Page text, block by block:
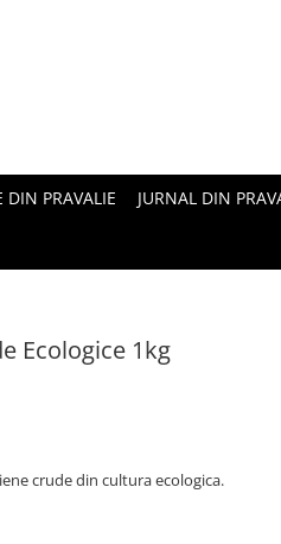
DIN PRAVALIE JURNAL DIN
Ecologice 1kg
crude din cultura ecologica.